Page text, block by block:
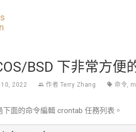
BSD 下非常方便
10, 2022 作者 Terry Zhang 命令,
下面的命令編輯 crontab 任務列表。